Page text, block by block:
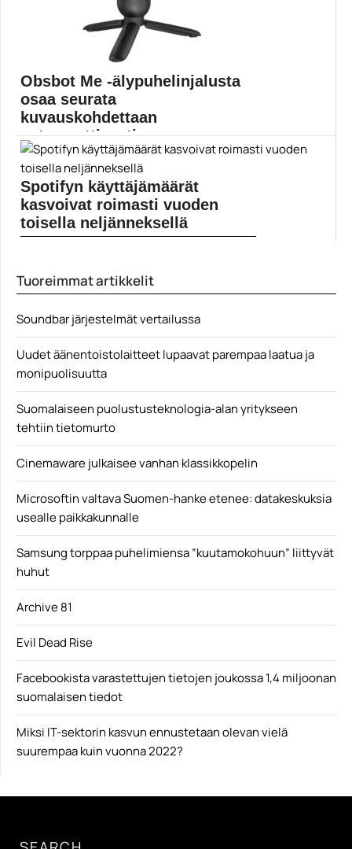
Obsbot Me -älypuhelinjalusta
osaa seurata
kuvauskohdettaan
automaattisesti
Obsbot Me on kolmijalkainen ja motorisoitu
älypuhelinjalusta, jota...
henkilökuvaus
Spotifyn käyttäjämäärät
kasvoivat roimasti vuoden
toisella neljänneksellä
Mobiili
Tuoreimmat artikkelit
Soundbar järjestelmät vertailussa
Uudet äänentoistolaitteet lupaavat parempaa laatua ja
monipuolisuutta
Suomalaiseen puolustusteknologia-alan yritykseen
tehtiin tietomurto
Cinemaware julkaisee vanhan klassikkopelin
Microsoftin valtava Suomen-hanke etenee: datakeskuksia
usealle paikkakunnalle
Samsung torppaa puhelimiensa ”kuutamokohuun” liittyvät
huhut
Archive 81
Evil Dead Rise
Facebookista varastettujen tietojen joukossa 1,4 miljoonan
suomalaisen tiedot
Miksi IT-sektorin kasvun ennustetaan olevan vielä
suurempaa kuin vuonna 2022?